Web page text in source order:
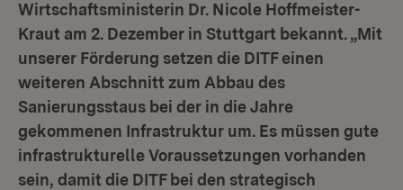
Wirtschaftsministerin Dr. Nicole Hoffmeister-
Kraut am 2. Dezember in Stuttgart bekannt. „Mit
unserer Förderung setzen die DITF einen
weiteren Abschnitt zum Abbau des
Sanierungsstaus bei der in die Jahre
gekommenen Infrastruktur um. Es müssen gute
infrastrukturelle Voraussetzungen vorhanden
sein, damit die DITF bei den strategisch